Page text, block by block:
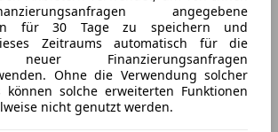
angegebene
für 30 Tage zu speichern und
Zeitraums automatisch für die
Finanzierungsanfragen
Ohne die Verwendung solcher
können solche erweiterten Funktionen
nicht genutzt werden.
Diesel V8 Panorama-Kamera